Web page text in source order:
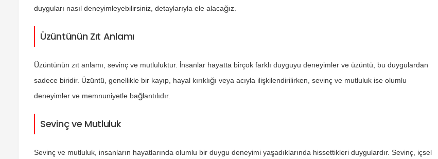
duyguları nasıl deneyimleyebilirsiniz, detaylarıyla ele alacağız.
Üzüntünün Zıt Anlamı
Üzüntünün zıt anlamı, sevinç ve mutluluktur. İnsanlar hayatta birçok farklı duyguyu deneyimler ve üzüntü, bu duygulardan
sadece biridir. Üzüntü, genellikle bir kayıp, hayal kırıklığı veya acıyla ilişkilendirilirken, sevinç ve mutluluk ise olumlu
deneyimler ve memnuniyetle bağlantılıdır.
Sevinç ve Mutluluk
Sevinç ve mutluluk, insanların hayatlarında olumlu bir duygu deneyimi yaşadıklarında hissettikleri duygulardır. Sevinç, içsel